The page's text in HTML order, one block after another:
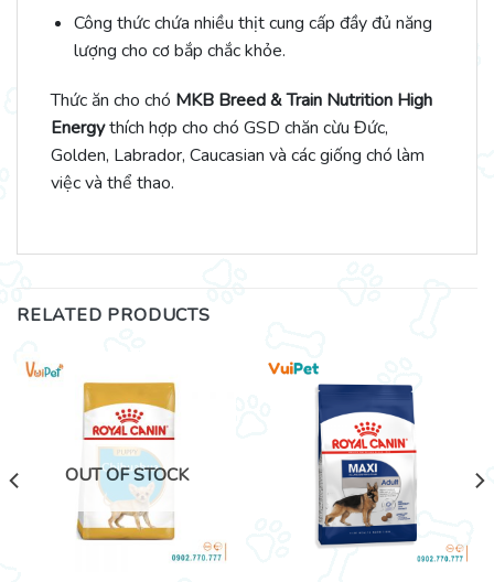
Công thức chứa nhiều thịt cung cấp đầy đủ năng
lượng cho cơ bắp chắc khỏe.
Thức ăn cho chó MKB Breed & Train Nutrition High
Energythích hợp cho chó GSD chăn cừu Đức,
Golden, Labrador, Caucasian và các giống chó làm
việc và thể thao.
RELATED PRODUCTS
OUT OF STOCK